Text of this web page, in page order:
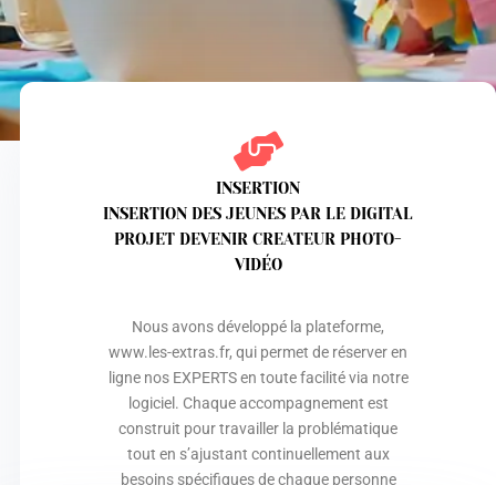
INSERTION
INSERTION DES JEUNES PAR LE DIGITAL
PROJET DEVENIR CREATEUR PHOTO-
VIDÉO
Nous avons développé la plateforme,
www.les-extras.fr, qui permet de réserver en
ligne nos EXPERTS en toute facilité via notre
logiciel. Chaque accompagnement est
construit pour travailler la problématique
tout en s’ajustant continuellement aux
besoins spécifiques de chaque personne